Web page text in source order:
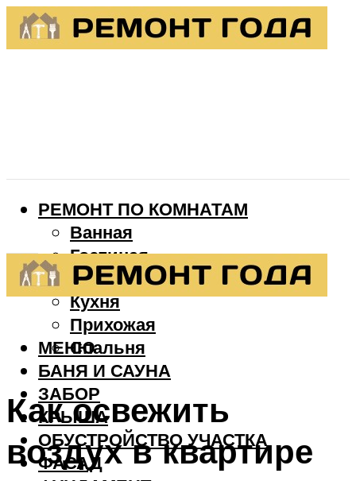
РЕМОНТ ПО КОМНАТАМ
Ванная
Гостиная
Детская
Кухня
Прихожая
Спальня
БАНЯ И САУНА
ЗАБОР
КРЫША
ОБУСТРОЙСТВО УЧАСТКА
ФАСАД
МЕНЮ
Как освежить
воздух в квартире